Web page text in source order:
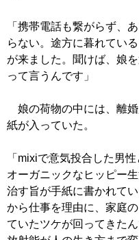
「携帯電話も繋がらず、
らない。途方に暮れてい
が来ました。聞けば、娘
って言うんです」
娘の荷物の中には、離
紙が入っていた。
「mixiで意気投合した男
オーガニックなヒッピー
治す旨が手紙に書かれて
から仕事を理由に、家庭
ていたツケが回ってきた